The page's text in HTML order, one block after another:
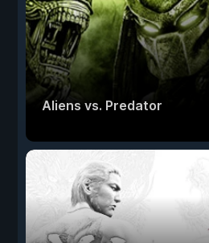
Aliens vs. Predator